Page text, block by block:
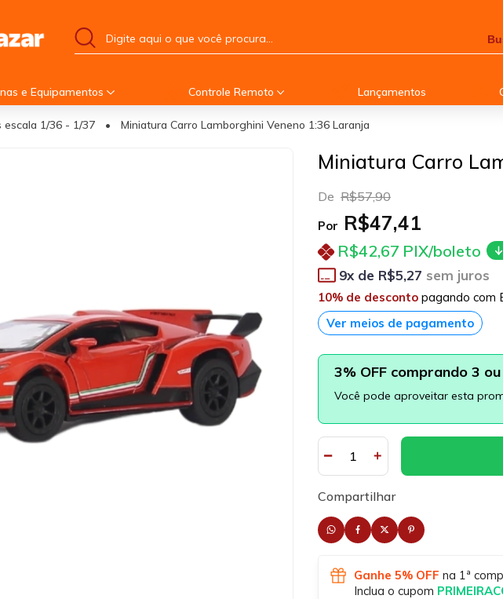
e Equipamentos Controle Remoto Lançamentos
escala 1/36 - 1/37 • Miniatura Carro Lamborghini Veneno 1:36 Laranja
Miniatura Carro
De R$57,90
Por R$47,41
R$42,67 PIX/boleto
9x de R$5,27 sem juros
10% de desconto pagando com
Ver meios de pagamento
3% OFF comprando 3
Você pode aproveitar esta
Compartilhar
Ganhe 5% OFF na 1ª
Inclua o cupom